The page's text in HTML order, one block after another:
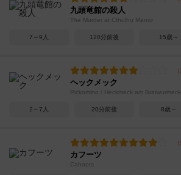
九頭竜館の殺人
The Murder at Cthulhu Manor
7～9人 120分前後 15歳～
ヘックメック
Pickomino / Heckmeck am Bratwurmeck
2～7人 20分前後 8歳～
カフーツ
Cahoots